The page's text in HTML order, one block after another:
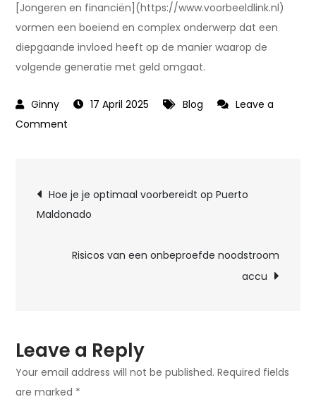
[Jongeren en financiën](https://www.voorbeeldlink.nl)
vormen een boeiend en complex onderwerp dat een
diepgaande invloed heeft op de manier waarop de
volgende generatie met geld omgaat.
17 April 2025 Blog
Leave a
Comment
Hoe
Jongeren
met
Digitaal
Tijdperk
Post
navigation
Hoe je je optimaal voorbereidt op Puerto
Maldonado
Risicos van een onbeproefde noodstroom
accu
Leave a Reply
Your email address will not be published. Required fields
are marked *